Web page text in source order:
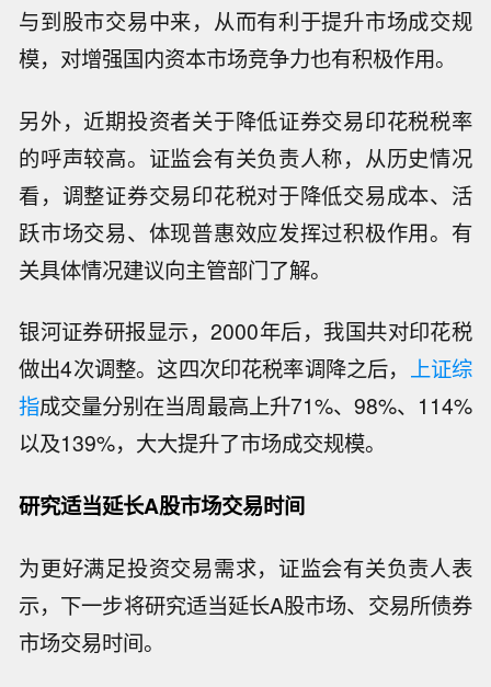
与到股市交易中来，从而有利于提升市场成交规
模，对增强国内资本市场竞争力也有积极作用。
另外，近期投资者关于降低证券交易印花税税率
的呼声较高。证监会有关负责人称，从历史情况
看，调整证券交易印花税对于降低交易成本、活
跃市场交易、体现普惠效应发挥过积极作用。有
关具体情况建议向主管部门了解。
银河证券研报显示，2000年后，我国共对印花税
做出4次调整。这四次印花税率调降之后， 上证综
指成交量分别在当周最高上升71%、98%、114%
以及139%，大大提升了市场成交规模。
研究适当延长A股市场交易时间
为更好满足投资交易需求，证监会有关负责人表
示，下一步将研究适当延长A股市场、交易所债券
市场交易时间。